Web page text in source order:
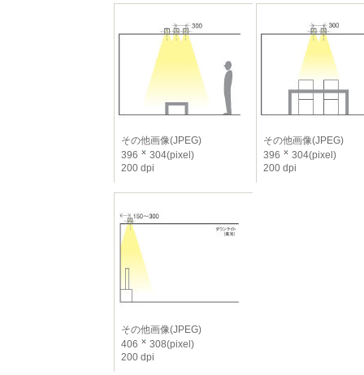
その他画像(JPEG)
396
304(pixel)
200 dpi
その他画像(JPEG)
396
304(pixel)
200 dpi
その他画像(JPEG)
406
308(pixel)
200 dpi